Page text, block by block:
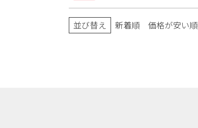
並び替え 新着順 価格が安い順